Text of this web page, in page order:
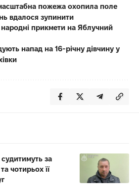
пожежа охопила поле
вдалося зупинити
прикмети на Яблучний
напад на 16-річну дівчину у
за
чотирьох її